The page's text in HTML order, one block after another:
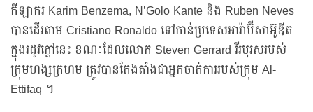
កីឡាករ Karim Benzema, N’Golo Kante និង Ruben Neves
បានដើរតាម Cristiano Ronaldo ទៅកាន់ប្រទេសអារ៉ាប៊ីសាអ៊ូឌីត
ក្នុងរដូវក្តៅនេះ ខណៈដែលលោក Steven Gerrard វីរបុរសរបស់
ក្រុមហង្សក្រហម ត្រូវបានតែងតាំងជាអ្នកចាត់ការរបស់ក្រុម Al-
Ettifaq ។